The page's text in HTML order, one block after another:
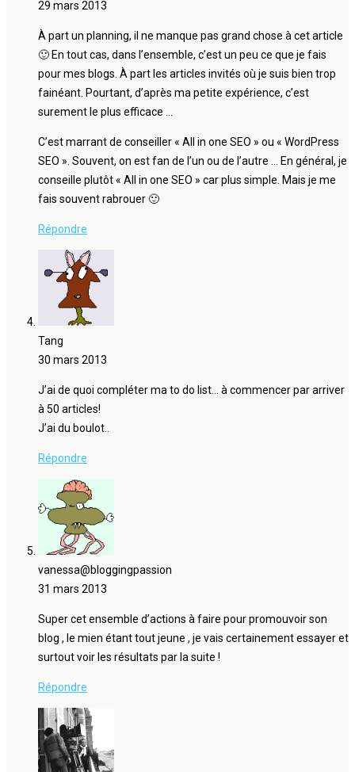
29 mars 2013
À part un planning, il ne manque pas grand chose à cet article
🙂 En tout cas, dans l’ensemble, c’est un peu ce que je fais
pour mes blogs. À part les articles invités où je suis bien trop
fainéant. Pourtant, d’après ma petite expérience, c’est
surement le plus efficace …
C’est marrant de conseiller « All in one SEO » ou « WordPress
SEO ». Souvent, on est fan de l’un ou de l’autre … En général, je
conseille plutôt « All in one SEO » car plus simple. Mais je me
fais souvent rabrouer 🙂
Répondre
Tang
30 mars 2013
J’ai de quoi compléter ma to do list… à commencer par arriver
à 50 articles!
J’ai du boulot..
Répondre
vanessa@bloggingpassion
31 mars 2013
Super cet ensemble d’actions à faire pour promouvoir son
blog , le mien étant tout jeune , je vais certainement essayer et
surtout voir les résultats par la suite !
Répondre